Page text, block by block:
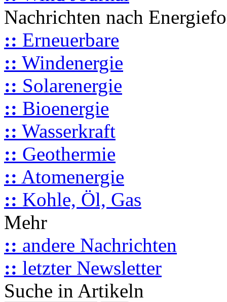
Nachrichten nach
:: Erneuerbare
:: Windenergie
:: Solarenergie
:: Bioenergie
:: Wasserkraft
:: Geothermie
:: Atomenergie
:: Kohle, Öl, Gas
Mehr
:: andere Nachrichten
:: letzter Newsletter
Suche in Artikeln